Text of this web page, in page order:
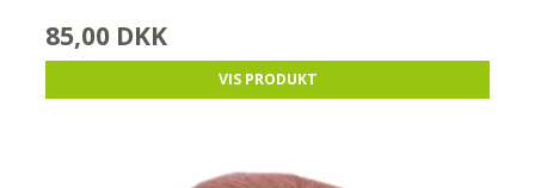
85,00 DKK
VIS PRODUKT